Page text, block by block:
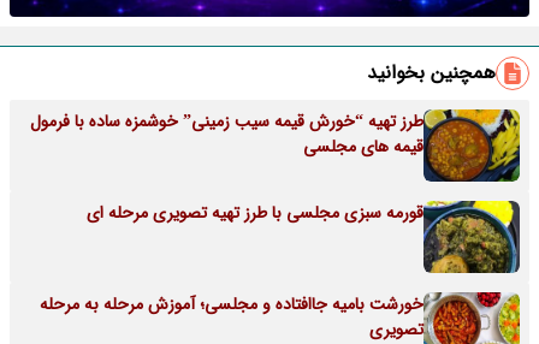
همچنین بخوانید
طرز تهیه “خورش قیمه سیب زمینی” خوشمزه ساده با فرمول
قیمه های مجلسی
قورمه سبزی مجلسی با طرز تهیه تصویری مرحله ای
خورشت بامیه جاافتاده و مجلسی؛ آموزش مرحله به مرحله
تصویری